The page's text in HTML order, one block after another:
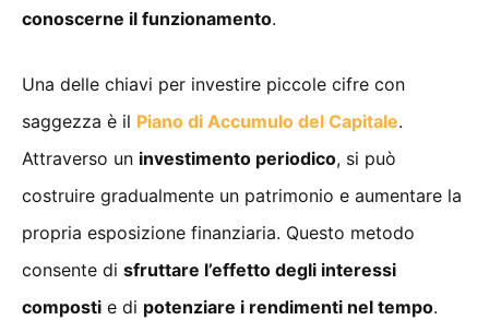
conoscerne il funzionamento.
Una delle chiavi per investire piccole cifre con
saggezza è il Piano di Accumulo del Capitale.
Attraverso un investimento periodico, si può
costruire gradualmente un patrimonio e aumentare la
propria esposizione finanziaria. Questo metodo
consente di sfruttare l’effetto degli interessi
composti e di potenziare i rendimenti nel tempo.